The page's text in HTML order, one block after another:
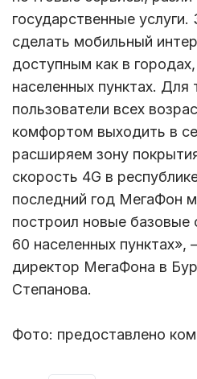
государственные
сделать мобильный
доступным как в
населенных пунктах. Для
пользователи всех
комфортом выходить в
расширяем зону
скорость 4G в
последний год МегаФон
построил новые базовые
60 населенных пунктах»,
директор МегаФона в
Степанова.
Фото: предоставлено